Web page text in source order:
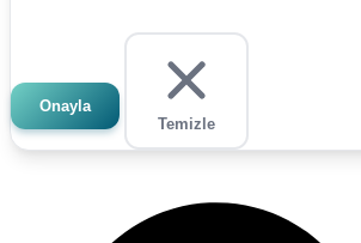
Onayla
Temizle